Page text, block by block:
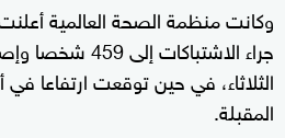
وكانت منظمة الصحة العالمية
الثلاثاء، في حين توقعت ارتفاعا في
المقبلة.